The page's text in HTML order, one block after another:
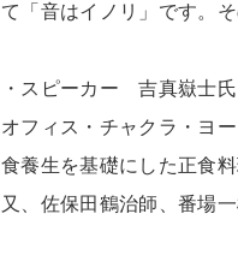
て「音はイノリ」です。
・スピーカー 吉真嶽士氏
オフィス・チャクラ・ヨー
食養生を基礎にした正食
又、佐保田鶴治師、番場